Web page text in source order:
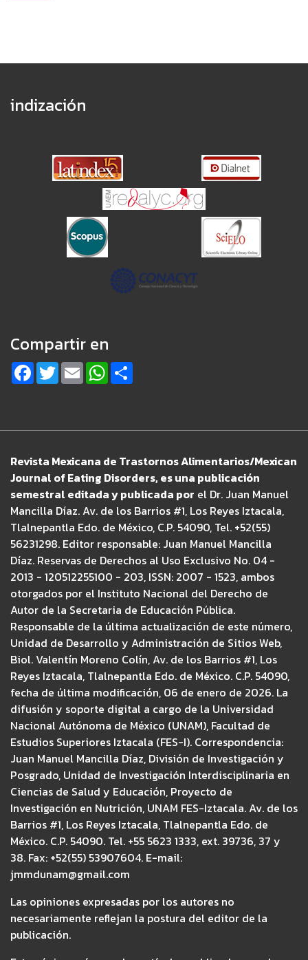
indización
Compartir en
Facebook
TwitterEmailWhatsApp
Revista Mexicana de Trastornos Alimentarios/Mexican
Journal of Eating Disorders, es una publicación
semestral editada y publicada por el Dr. Juan Manuel
Mancilla Díaz. Av. de los Barrios #1, Los Reyes Iztacala,
Tlalnepantla Edo. de México, C.P. 54090, Tel. +52(55)
56231298. Editor responsable: Juan Manuel Mancilla
Díaz. Reservas de Derechos al Uso Exclusivo No. 04 -
2013 - 120512255100 - 203, ISSN: 2007 - 1523, ambos
otorgados por el Instituto Nacional del Derecho de
Autor de la Secretaria de Educación Pública.
Responsable de la última actualización de este número,
Unidad de Desarrollo y Administración de Sitios Web,
Biol. Valentín Moreno Colín, Av. de los Barrios #1, Los
Reyes Iztacala, Tlalnepantla Edo. de México. C.P. 54090,
fecha de última modificación, 06 de enero de 2026. La
difusión y soporte digital a cargo de la Universidad
Nacional Autónoma de México (UNAM), Facultad de
Estudios Superiores Iztacala (FES-I). Correspondencia:
Juan Manuel Mancilla Díaz, División de Investigación y
Posgrado, Unidad de Investigación Interdisciplinaria en
Ciencias de Salud y Educación, Proyecto de
Investigación en Nutrición, UNAM FES-Iztacala. Av. de los
Barrios #1, Los Reyes Iztacala, Tlalnepantla Edo. de
México. C.P. 54090. Tel. +55 5623 1333, ext. 39736, 37 y
38. Fax: +52(55) 53907604. E-mail:
jmmdunam@gmail.com
Las opiniones expresadas por los autores no
necesariamente reflejan la postura del editor de la
publicación.